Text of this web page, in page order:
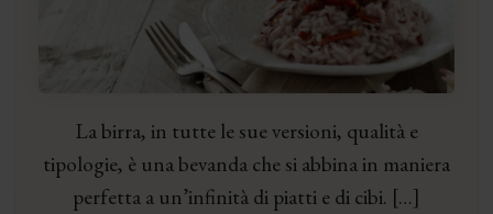
La birra, in tutte le sue versioni, qualità e
tipologie, è una bevanda che si abbina in maniera
perfetta a un’infinità di piatti e di cibi. […]